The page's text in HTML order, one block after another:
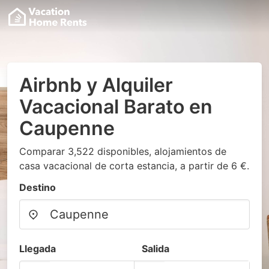
Airbnb y Alquiler
Vacacional Barato en
Caupenne
Comparar 3,522 disponibles, alojamientos de
casa vacacional de corta estancia, a partir de 6 €.
Destino
Llegada Salida